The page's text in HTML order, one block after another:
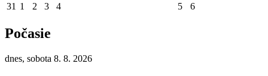
31 1 2 3 4 5 6
Počasie
dnes, sobota 8. 8. 2026